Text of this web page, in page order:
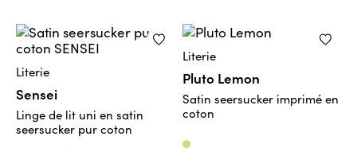
Literie
Sensei
Linge de lit uni en satin
seersucker pur coton
Literie
Pluto Lemon
Satin seersucker imprimé en
coton